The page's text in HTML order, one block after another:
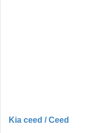
Kia ceed / Ceed